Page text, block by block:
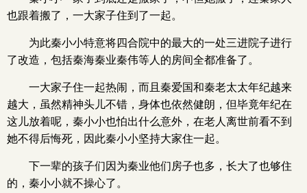
也跟着搬了，一大家子住到了一起。
为此秦小小特意将四合院中的最大的一处三进院子进行
了改造，包括秦海秦业秦伟等人的房间全都准备了。
一大家子住一起热闹，而且秦爱国和秦老太太年纪越来
越大，虽然精神头儿不错，身体也依然健朗，但毕竟年纪在
这儿放着呢，秦小小也怕出什么意外，在老人离世前看不到
她不得后悔死，因此秦小小坚持大家住一起。
下一辈的孩子们因为秦业他们房子也多，长大了也够住
的，秦小小就不操心了。